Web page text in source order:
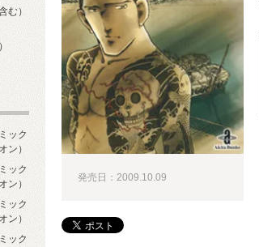
発売日：2009.10.09
む）
ック
ン）
ック
ン）
ック
ン）
ック